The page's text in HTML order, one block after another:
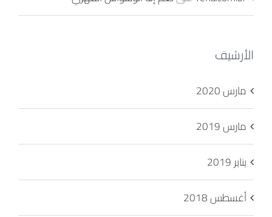
الأرشيف
مارس 2020
مارس 2019
يناير 2019
أغسطس 2018